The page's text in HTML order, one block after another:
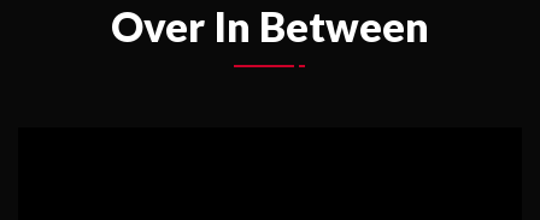
Over In Between